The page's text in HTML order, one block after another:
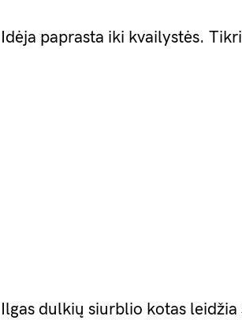
Idėja paprasta iki kvailystės.
Ilgas dulkių siurblio kotas